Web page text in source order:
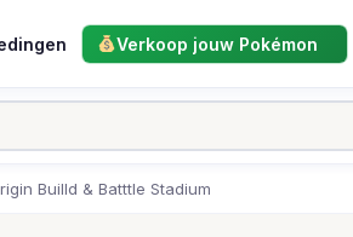
Verkoop jouw Pokémon
Builld & Batttle Stadium